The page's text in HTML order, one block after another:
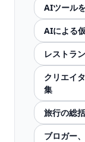
AIツール
AIによる
レストラ
クリエイ
集
旅行の総
ブロガー